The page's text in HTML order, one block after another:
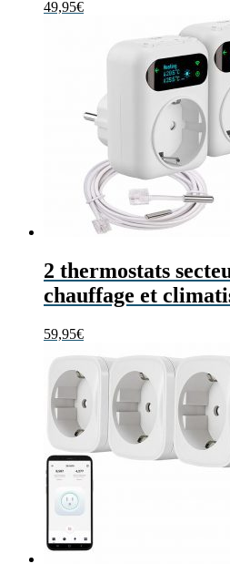
49,95€
2 thermostats
chauffage et
59,95€